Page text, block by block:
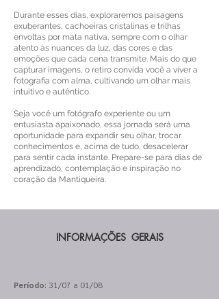
Durante esses dias, exploraremos paisagens
exuberantes, cachoeiras cristalinas e trilhas
envoltas por mata nativa, sempre com o olhar
atento às nuances da luz, das cores e das
emoções que cada cena transmite. Mais do que
capturar imagens, o retiro convida você a viver a
fotografia com alma, cultivando um olhar mais
intuitivo e autêntico.
Seja você um fotógrafo experiente ou um
entusiasta apaixonado, essa jornada será uma
oportunidade para expandir seu olhar, trocar
conhecimentos e, acima de tudo, desacelerar
para sentir cada instante. Prepare-se para dias de
aprendizado, contemplação e inspiração no
coração da Mantiqueira.
INFORMAÇÕES GERAIS
Período: 31/07 a 01/08